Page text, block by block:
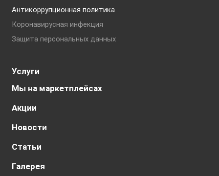
Антикоррупционная политика
Коронавирусная инфекция
Защита персональных данных
Услуги
Мы на маркетплейсах
Акции
Новости
Статьи
Галерея